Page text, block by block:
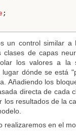
;
un control similar a
de capas
los valores a la
lugar dónde se está
Añadiendo los
directa de cada
los resultados de la
realizaremos en el